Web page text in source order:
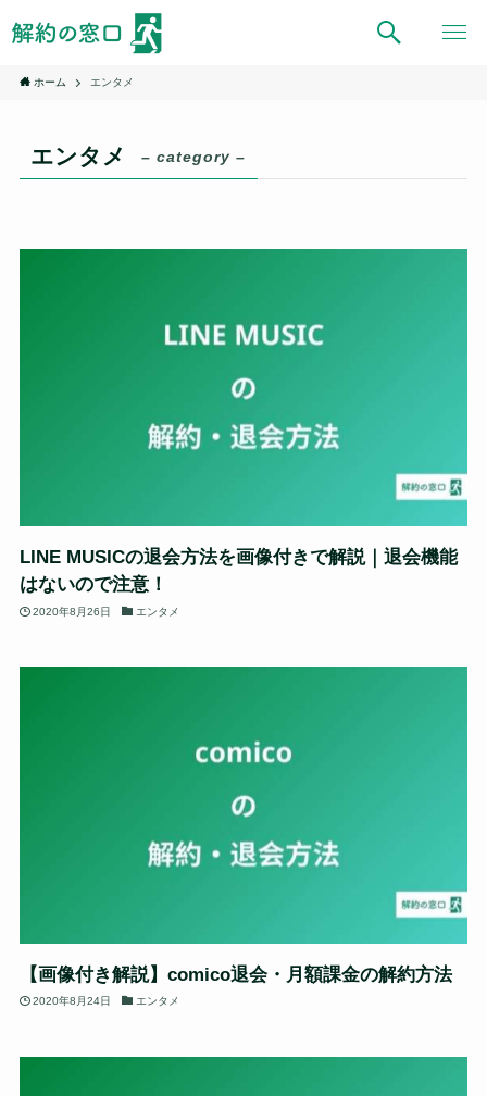
ホーム エンタメ
エンタメ – category –
LINE MUSICの退会方法を画像付きで解説｜退会機能
はないので注意！
2020年8月26日 エンタメ
【画像付き解説】comico退会・月額課金の解約方法
2020年8月24日 エンタメ